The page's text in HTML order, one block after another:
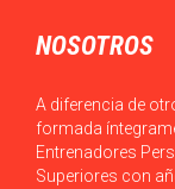
NOSOTROS
A diferencia de
formada
Entrenadores
Superiores con